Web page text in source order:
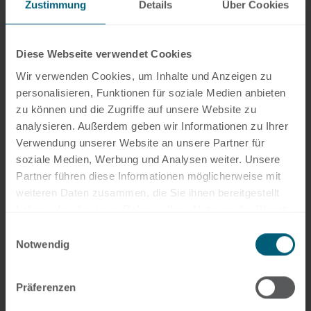
Zustimmung Details Über Cookies
Diese Webseite verwendet Cookies
Wir verwenden Cookies, um Inhalte und Anzeigen zu
personalisieren, Funktionen für soziale Medien anbieten
zu können und die Zugriffe auf unsere Website zu
analysieren. Außerdem geben wir Informationen zu Ihrer
Verwendung unserer Website an unsere Partner für
soziale Medien, Werbung und Analysen weiter. Unsere
Partner führen diese Informationen möglicherweise mit
weiteren Daten zusammen, die Sie ihnen bereitgestellt
Notwendig
Präferenzen
IT-Sicherheit &
Mehr Infos
Microsoft
365